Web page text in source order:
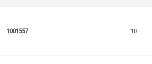
1001557 10